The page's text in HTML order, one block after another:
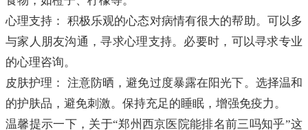
心理支持： 积极乐观的心态对病情有很大的帮助。可以多
与家人朋友沟通，寻求心理支持。必要时，可以寻求专业
的心理咨询。
皮肤护理： 注意防晒，避免过度暴露在阳光下。选择温和
的护肤品，避免刺激。保持充足的睡眠，增强免疫力。
温馨提示一下，关于“郑州西京医院能排名前三吗知乎”这